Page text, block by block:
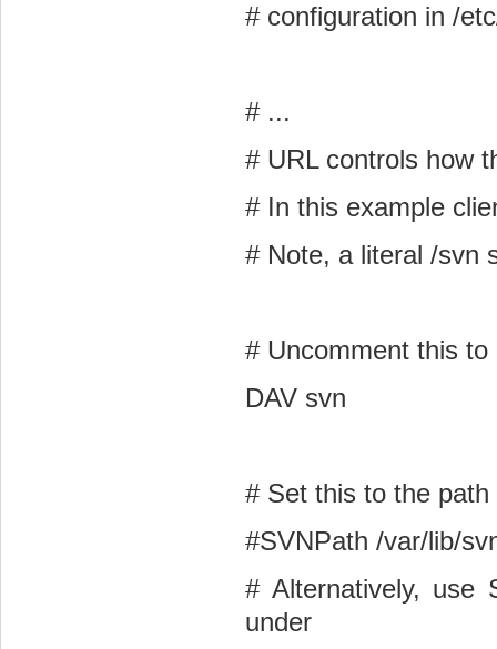
# configuration in /
# ...
# URL controls how
# In this example
# Note, a literal /svn
# Uncomment this
DAV svn
# Set this to the
#SVNPath /var/lib/
# Alternatively, use
under